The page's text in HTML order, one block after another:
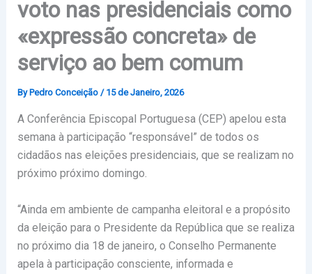
voto nas presidenciais como
«expressão concreta» de
serviço ao bem comum
By Pedro Conceição / 15 de Janeiro, 2026
A Conferência Episcopal Portuguesa (CEP) apelou esta
semana à participação “responsável” de todos os
cidadãos nas eleições presidenciais, que se realizam no
próximo próximo domingo.
“Ainda em ambiente de campanha eleitoral e a propósito
da eleição para o Presidente da República que se realiza
no próximo dia 18 de janeiro, o Conselho Permanente
apela à participação consciente, informada e